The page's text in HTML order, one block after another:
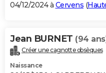
04/12/2024 à Cervens (
Jean BURNET (94
Créer une cagnotte obsèques
Naissance